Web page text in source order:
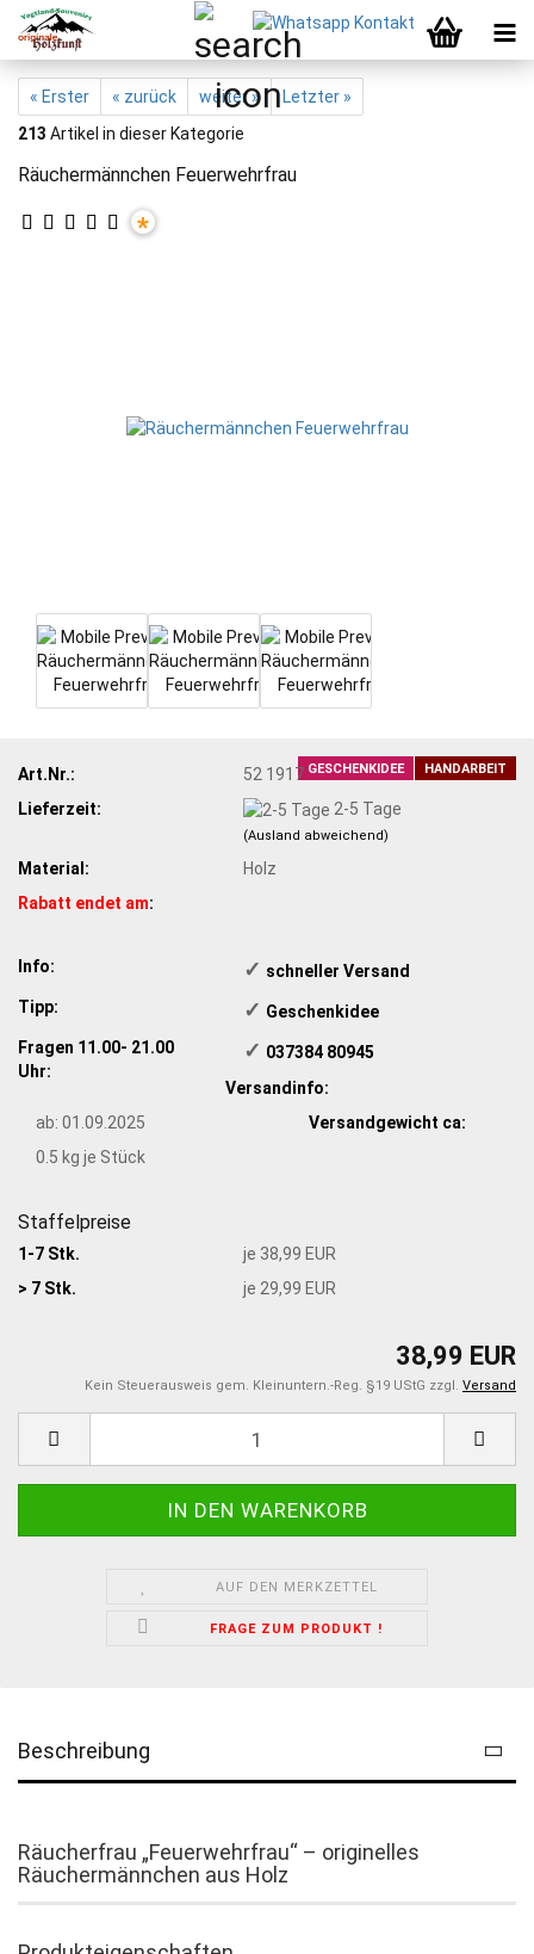
« Erster « zurück weiter »
Letzter »
213 Artikel in dieser Kategorie
Räuchermännchen Feuerwehrfrau
*
GESCHENKIDEE HANDARBEIT
Art.Nr.:
52 1917
Lieferzeit:
2-5 Tage
(Ausland abweichend)
Material:
Holz
Rabatt endet am:
Info: ✓ ​schneller Versand
Tipp:
✓ ​Geschenkidee
Fragen 11.00- 21.00
Uhr:
✓ ​ 037384 80945
Versandinfo:
ab: 01.09.2025
Versandgewicht ca:
0.5 kg je Stück
Staffelpreise
1-7 Stk.
je 38,99 EUR
> 7 Stk.
je 29,99 EUR
38,99 EUR
Kein Steuerausweis gem. Kleinuntern.-Reg. §19 UStG zzgl. Versand
AUF DEN MERKZETTEL
FRAGE ZUM PRODUKT !
Beschreibung
Räucherfrau „Feuerwehrfrau“ – originelles
Räuchermännchen aus Holz